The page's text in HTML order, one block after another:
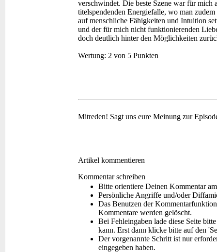
verschwindet. Die beste Szene war für mich
titelspendenden Energiefalle, wo man
auf menschliche Fähigkeiten und Intuition
und der für mich nicht funktionierenden
doch deutlich hinter den Möglichkeiten
Wertung: 2 von 5 Punkten
Mitreden! Sagt uns eure Meinung zur
Artikel kommentieren
Kommentar schreiben
Bitte orientiere Deinen Kommentar
Persönliche Angriffe und/oder
Das Benutzen der
Kommentare werden gelöscht.
Bei Fehleingaben lade diese Seite
kann. Erst dann klicke bitte auf den
Der vorgenannte Schritt ist nur
eingegeben haben.